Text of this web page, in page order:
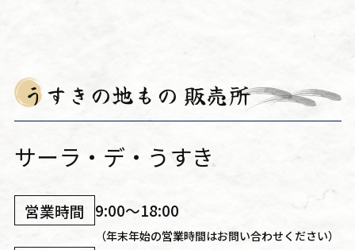
うすきの地もの 販売所
サーラ・デ・うすき
営業時間 9:00～18:00
（年末年始の営業時間はお問い合わせください）